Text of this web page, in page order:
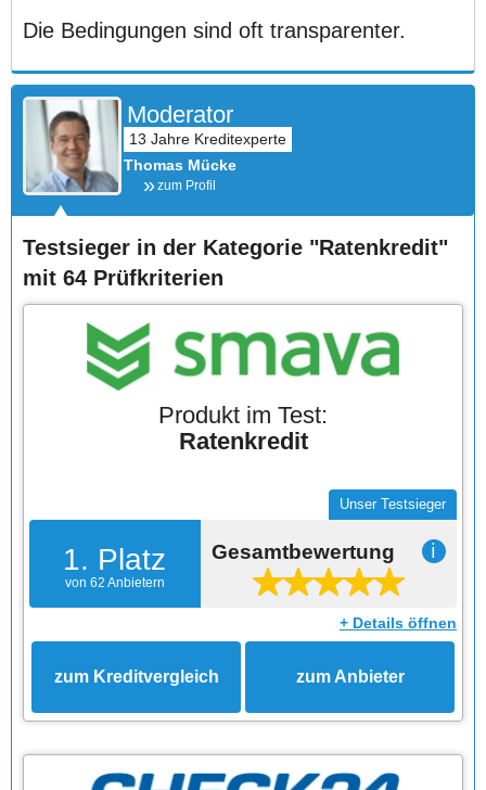
Die Bedingungen sind oft transparenter.
Moderator
Thomas Mücke
zum Profil
Testsieger in der Kategorie "Ratenkredit"
mit 64 Prüfkriterien
Produkt im Test:
Ratenkredit
1. Platz
von 62 Anbietern
Unser Testsieger
Gesamtbewertung ℹ
+ Details öffnen
zum Kreditvergleich zum Anbieter